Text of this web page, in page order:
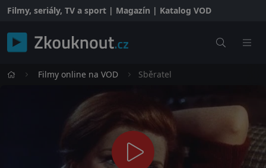
Filmy, seriály, TV a sport | Magazín | Katalog VOD
Filmy online na VOD Sběratel